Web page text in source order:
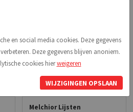
Melchior Lijsten
en social media cookies. Deze gegevens
Deze gegevens blijven anoniem.
cookies hierweigeren
WIJZIGINGEN OPSLAAN